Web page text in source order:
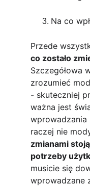
Na co
Przede
co zostało
Szczegółowa
zrozumieć
- skuteczniej
ważna jest
wprowadzania
raczej nie
zmianami
potrzeby
musicie się
wprowadzane